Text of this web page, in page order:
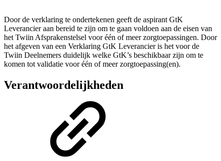
Door de verklaring te ondertekenen geeft de aspirant GtK
Leverancier aan bereid te zijn om te gaan voldoen aan de eisen van
het Twiin Afsprakenstelsel voor één of meer zorgtoepassingen. Door
het afgeven van een Verklaring GtK Leverancier is het voor de
Twiin Deelnemers duidelijk welke GtK’s beschikbaar zijn om te
komen tot validatie voor één of meer zorgtoepassing(en).
Verantwoordelijkheden